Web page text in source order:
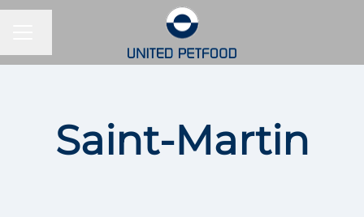
Saint-Martin